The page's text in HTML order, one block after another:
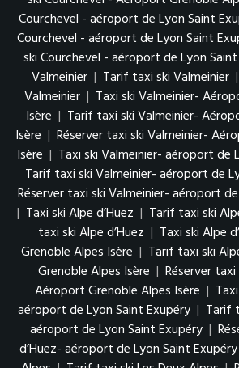
Courchevel - aéroport de Lyon Saint
Courchevel - aéroport de Lyon Saint
ski Courchevel - aéroport de Lyon
Valmeinier | Tarif taxi ski Valmeinier |
Valmeinier | Taxi ski Valmeinier-
Isère | Tarif taxi ski Valmeinier-
Isère | Réserver taxi ski Valmeinier-
Isère | Taxi ski Valmeinier- aéroport de
Tarif taxi ski Valmeinier- aéroport de
Réserver taxi ski Valmeinier- aéroport
| Taxi ski Alpe d’Huez | Tarif taxi ski
taxi ski Alpe d’Huez | Taxi ski Alpe
Grenoble Alpes Isère | Tarif taxi ski
Grenoble Alpes Isère | Réserver taxi
Aéroport Grenoble Alpes Isère |
aéroport de Lyon Saint Exupéry | Tarif
aéroport de Lyon Saint Exupéry |
d’Huez- aéroport de Lyon Saint Exupéry